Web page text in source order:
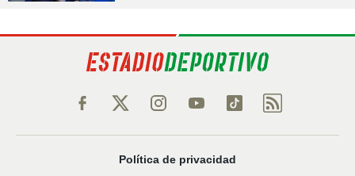
Política de privacidad